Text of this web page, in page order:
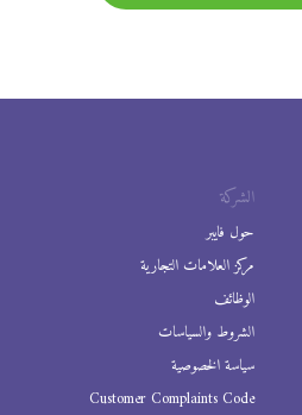
الشركة
حول فايبر
مركز العلامات التجارية
الوظائف
الشروط والسياسات
سياسة الخصوصية
Customer Complaints Code